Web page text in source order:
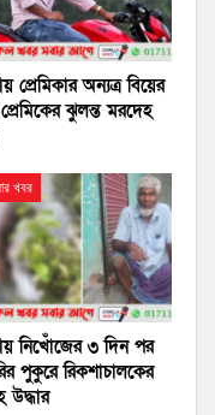
প্রেমিকার অন্যত্র বিয়ের
ঝুলন্ত মরদেহ
খবর
নিখোঁজের ৩ দিন পর
পুকুরে রিকশাচালকের
উদ্ধার